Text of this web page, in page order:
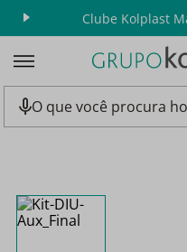
Clube Kolplast